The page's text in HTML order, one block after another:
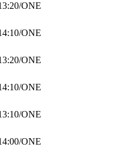
/ONE
/ONE
/ONE
/ONE
/ONE
/ONE